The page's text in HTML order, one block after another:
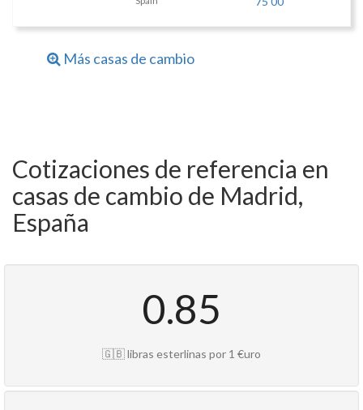
Más casas de cambio
Cotizaciones de referencia en
casas de cambio de Madrid,
España
0.85
🇬🇧 libras esterlinas por 1 €uro